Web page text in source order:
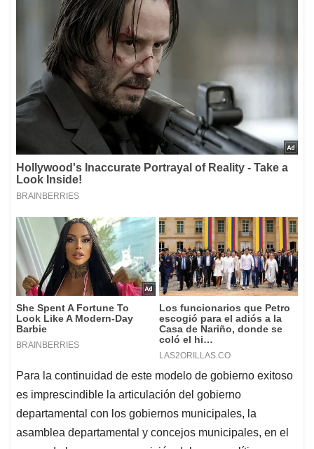
Para la continuidad de este modelo de gobierno exitoso
es imprescindible la articulación del gobierno
departamental con los gobiernos municipales, la
asamblea departamental y concejos municipales, en el